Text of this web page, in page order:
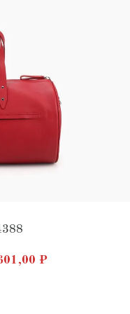
цена
₽Текущая